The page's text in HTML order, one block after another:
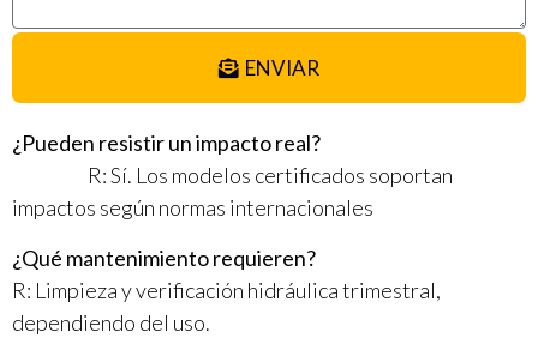
ENVIAR
¿Pueden resistirunimpactoreal?
R:Sí. Los modelos certificados soportan
impactos según normas internacionales
¿Qué mantenimientorequieren?
R: Limpieza yverificación hidráulicatrimestral,
dependiendo del uso.